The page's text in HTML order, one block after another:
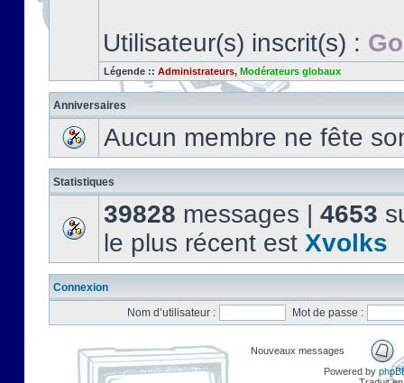
Utilisateur(s) inscrit(s) :
Légende :: Administrateurs, Modérateurs globaux
Anniversaires
Aucun membre ne fête
Statistiques
39828 messages | 4653
le plus récent est Xvolks
Connexion
Nom d’utilisateur :
Mot de passe :
Nouveaux messages
Powered by